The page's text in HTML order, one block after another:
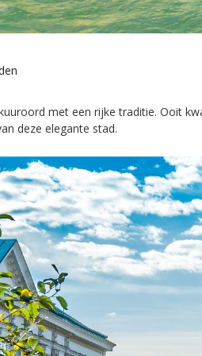
met een rijke traditie. Ooit
deze elegante stad.